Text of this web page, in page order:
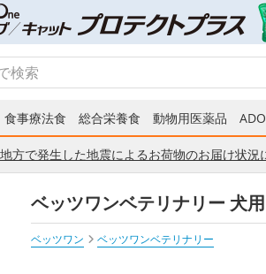
食事療法食 総合栄養食 動物用医薬品
方で発生した地震によるお荷物のお届け状況
ベッツワンベテリナリー 犬
ベッツワン
ベッツワンベテリナリー